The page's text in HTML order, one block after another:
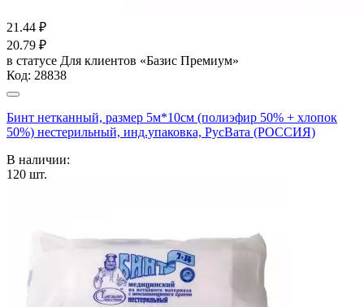
21.44 ₽
20.79 ₽
в статусе Для клиентов «Базис Премиум»
Код: 28838
Бинт нетканный, размер 5м*10см (полиэфир 50% + хлопок
50%) нестерильный, инд.упаковка, РусВата (РОССИЯ)
В наличии:
120 шт.